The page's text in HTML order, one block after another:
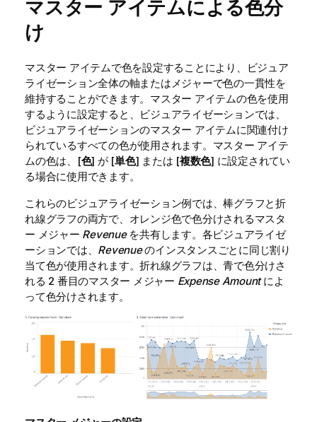
マスター アイテムによる色分
け
マスター アイテムで色を設定することにより、ビジュア
ライゼーション全体の軸またはメジャーで色の一貫性を
維持することができます。 マスター アイテムの色を使用
するように設定すると、ビジュアライゼーションでは、
ビジュアライゼーションのマスター アイテムに関連付け
られているすべての色が使用されます。マスター アイテ
ムの色は、[色] が [単色] または [複数色] に設定されてい
る場合に使用できます。
これらのビジュアライゼーション例では、棒グラフと折
れ線グラフの両方で、オレンジ色で色分けされるマスタ
ー メジャー Revenueを共有します。各ビジュアライゼ
ーションでは、 Revenueのインスタンスごとに同じ割り
当て色が使用されます。折れ線グラフは、青で色分けさ
れる 2 番目のマスター メジャー Expense Amountによ
って色分けされます。